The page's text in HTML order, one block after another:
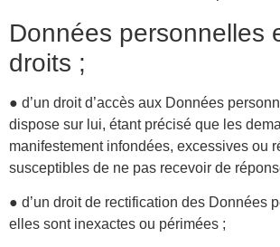
Données personnelles
droits ;
● d’un droit d’accès aux Données
dispose sur lui, étant précisé que les
manifestement infondées, excessives ou
susceptibles de ne pas recevoir de
● d’un droit de rectification des Données
elles sont inexactes ou périmées ;